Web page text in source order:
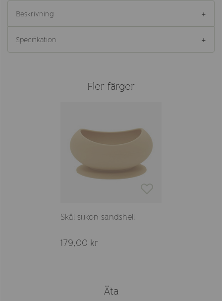
Beskrivning
Specifikation
Fler färger
Skål silikon sandshell
179,00 kr
Äta